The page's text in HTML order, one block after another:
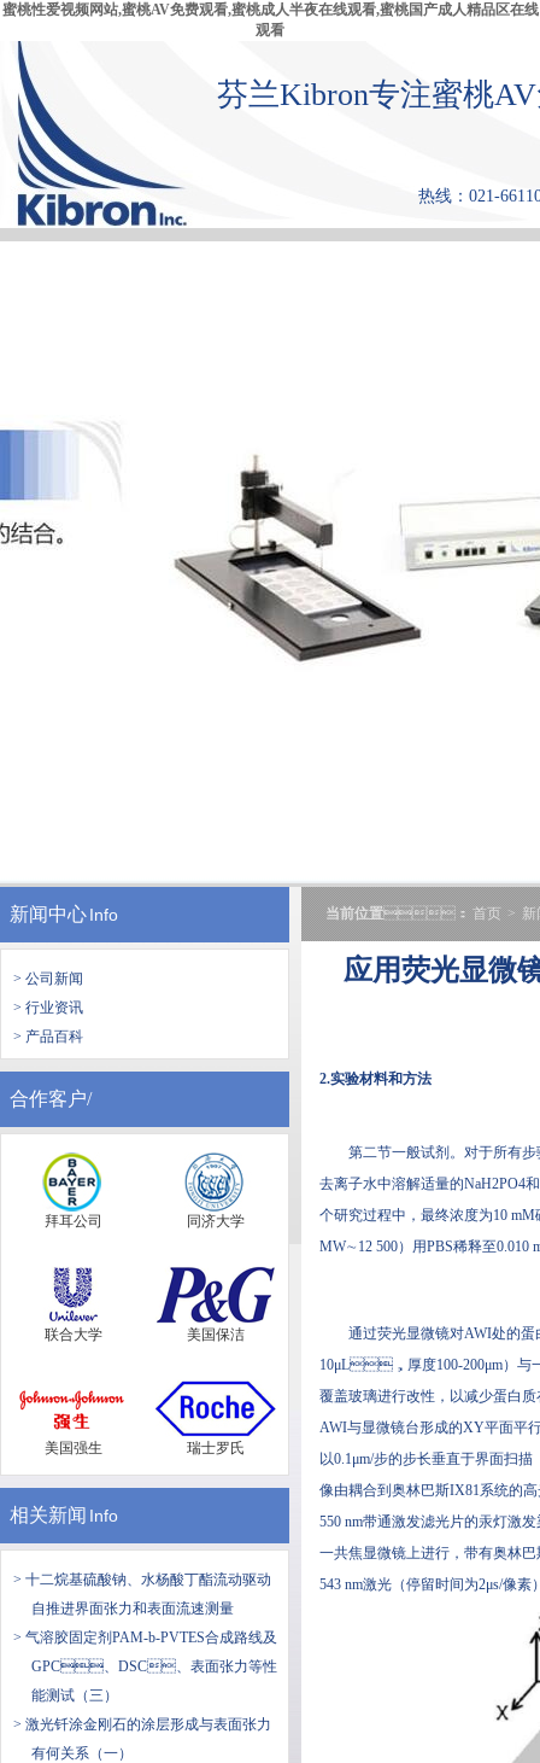
蜜桃性爱视频网站,蜜桃AV免费观看,蜜桃成人半夜在线观看,蜜桃国产成人精品区在线
观看
芬兰Kibron专注蜜桃AV
热线：021-
首 页 产品中心 张力仪
新闻中心Info
> 公司新闻
> 行业资讯
> 产品百科
合作客户/
拜耳公司 同济大学
联合大学 美国保洁
美国强生 瑞士罗氏
相关新闻 Info
> 十二烷基硫酸钠、水杨酸丁酯流动驱动
自推进界面张力和表面流速测量
> 气溶胶固定剂PAM-b-PVTES合成路线及
GPC、DSC、表面张力等性
能测试（三）
> 激光钎涂金刚石的涂层形成与表面张力
有何关系（一）
当前位置： 首页 > 新
应用荧光显微
2.实验材料和方法
第二节一般试剂。对于所有
去离子水中溶解适量的NaH2PO4
个研究过程中，最终浓度为10
MW∼12 500）用PBS稀释至0.010
通过荧光显微镜对AWI处的蛋白
10μL，厚度100-200μm）与一
覆盖玻璃进行改性，以减少蛋白
AWI与显微镜台形成的XY平面平行
以0.1μm/步的步长垂直于界面扫描
像由耦合到奥林巴斯IX81系统的高光
550 nm带通激发滤光片的汞灯激发染
一共焦显微镜上进行，带有奥林
543 nm激光（停留时间为2μs/像素）